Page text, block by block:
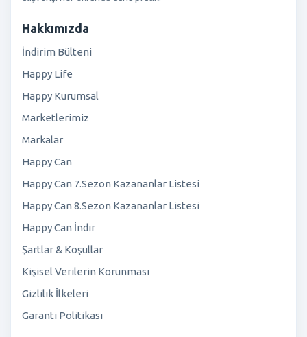
Hakkımızda
İndirim Bülteni
Happy Life
Happy Kurumsal
Marketlerimiz
Markalar
Happy Can
Happy Can 7.Sezon Kazananlar Listesi
Happy Can 8.Sezon Kazananlar Listesi
Happy Can İndir
Şartlar & Koşullar
Kişisel Verilerin Korunması
Gizlilik İlkeleri
Garanti Politikası